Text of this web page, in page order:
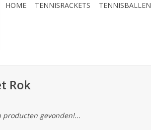
HOME TENNISRACKETS TENNISBALLEN
Rok
producten gevonden!...